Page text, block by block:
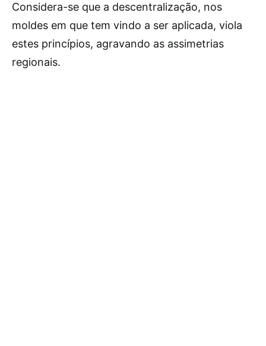
Considera-se que a descentralização, nos
moldes em que tem vindo a ser aplicada, viola
estes princípios, agravando as assimetrias
regionais.